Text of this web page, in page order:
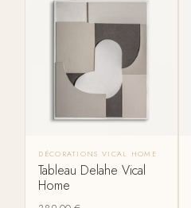
DÉCORATIONS VICAL HOME
Tableau Delahe Vical
Home